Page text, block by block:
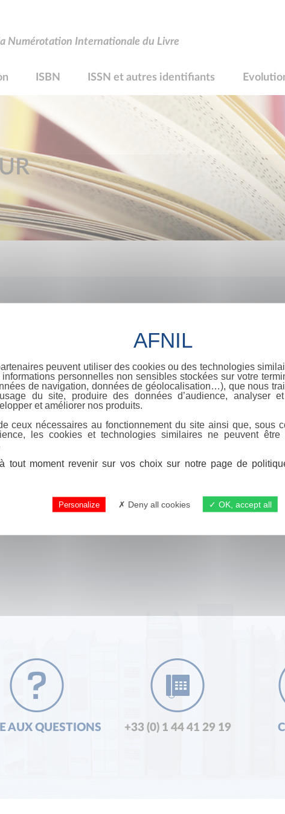
Numérotation Internationale du Livre
ISBN ISSN et autres identifiants
AUX QUESTIONS +33 (0) 1 44 41 29 19
peuvent utiliser des cookies ou des technologies
personnelles non sensibles stockées sur votre
de navigation, données de géolocalisation…), que nous
du site, produire des données d’audience, analyser
et améliorer nos produits.
ceux nécessaires au fonctionnement du site ainsi que, sous
les cookies et technologies similaires ne peuvent être
tout moment revenir sur vos choix sur notre page de
Personalize Deny all cookies OK, accept all